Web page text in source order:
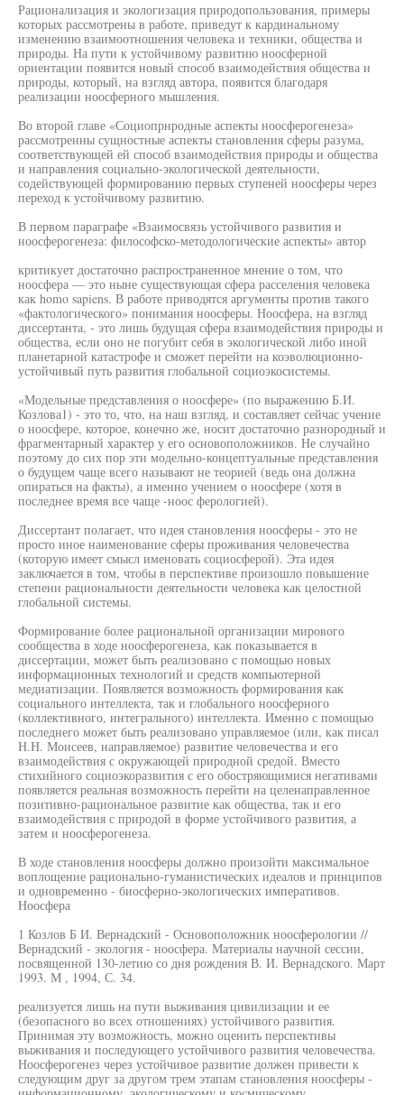
Рационализация и экологизация природопользования, примеры
которых рассмотрены в работе, приведут к кардинальному
изменению взаимоотношения человека и техники, общества и
природы. На пути к устойчивому развитию ноосферной
ориентации появится новый способ взаимодействия общества и
природы, который, на взгляд автора, появится благодаря
реализации ноосферного мышления.
Во второй главе «Социопрнродные аспекты ноосферогенеза»
рассмотренны сущностные аспекты становления сферы разума,
соответствующей ей способ взаимодействия природы и общества
и направления социально-экологической деятельности,
содействующей формированию первых ступеней ноосферы через
переход к устойчивому развитию.
В первом параграфе «Взаимосвязь устойчивого развития и
ноосферогенеза: философско-методологические аспекты» автор
критикует достаточно распространенное мнение о том, что
ноосфера — это ныне существующая сфера расселения человека
как homo sapiens. В работе приводятся аргументы против такого
«фактологического» понимания ноосферы. Ноосфера, на взгляд
диссертанта, - это лишь будущая сфера взаимодействия природы и
общества, если оно не погубит себя в экологической либо иной
планетарной катастрофе и сможет перейти на коэволюционно-
устойчивый путь развития глобальной социоэкосистемы.
«Модельные представления о ноосфере» (по выражению Б.И.
Козлова1) - это то, что, на наш взгляд, и составляет сейчас учение
о ноосфере, которое, конечно же, носит достаточно разнородный и
фрагментарный характер у его основоположников. Не случайно
поэтому до сих пор эти модельно-концептуальные представления
о будущем чаще всего называют не теорией (ведь она должна
опираться на факты), а именно учением о ноосфере (хотя в
последнее время все чаще -ноос ферологией).
Диссертант полагает, что идея становления ноосферы - это не
просто иное наименование сферы проживания человечества
(которую имеет смысл именовать социосферой). Эта идея
заключается в том, чтобы в перспективе произошло повышение
степени рациональности деятельности человека как целостной
глобальной системы.
Формирование более рациональной организации мирового
сообщества в ходе ноосферогенеза, как показывается в
диссертации, может быть реализовано с помощью новых
информационных технологий и средств компьютерной
медиатизации. Появляется возможность формирования как
социального интеллекта, так и глобального ноосферного
(коллективного, интегрального) интеллекта. Именно с помощью
последнего может быть реализовано управляемое (или, как писал
Н.Н. Моисеев, направляемое) развитие человечества и его
взаимодействия с окружающей природной средой. Вместо
стихийного социоэкоразвития с его обостряющимися негативами
появляется реальная возможность перейти на целенаправленное
позитивно-рациональное развитие как общества, так и его
взаимодействия с природой в форме устойчивого развития, а
затем и ноосферогенеза.
В ходе становления ноосферы должно произойти максимальное
воплощение рационально-гуманистических идеалов и принципов
и одновременно - биосферно-экологических императивов.
Ноосфера
1 Козлов Б И. Вернадский - Основоположник ноосферологии //
Вернадский - экология - ноосфера. Материалы научной сессии,
посвященной 130-летию со дня рождения В. И. Вернадского. Март
1993. М , 1994, С. 34.
реализуется лишь на пути выживания цивилизации и ее
(безопасного во всех отношениях) устойчивого развития.
Принимая эту возможность, можно оценить перспективы
выживания и последующего устойчивого развития человечества.
Ноосферогенез через устойчивое развитие должен привести к
следующим друг за другом трем этапам становления ноосферы -